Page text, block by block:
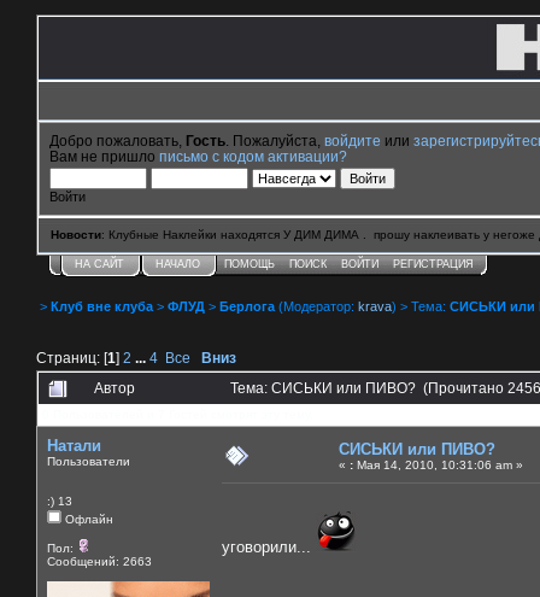
Добро пожаловать, Гость . Пожалуйста, войдите или
Вам не пришло письмо с кодом активации?
Войти
Новости: Клубные Наклейки находятся У ДИМ ДИМА . прошу наклеивать у негоже
НА САЙТ НАЧАЛО ПОМОЩЬ ПОИСК ВОЙТИ РЕГИСТРАЦИЯ
> Клуб вне клуба > ФЛУД > Берлога (Модератор: krava) > Тема: СИСЬКИ или
Страниц: [1] 2 ... 4 Все
Вниз
Автор
Тема: СИСЬКИ или ПИВО? (Прочитано
Натали
Пользователи
:) 13
Офлайн
Пол:
Сообщений: 2663
СИСЬКИ или ПИВО?
« : Мая 14, 2010, 10:31:06 am »
уговорили...